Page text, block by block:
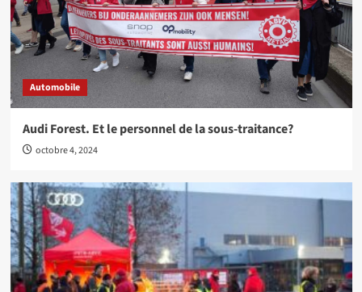
Automobile
Audi Forest. Et le personnel de la sous-traitance?
octobre 4, 2024